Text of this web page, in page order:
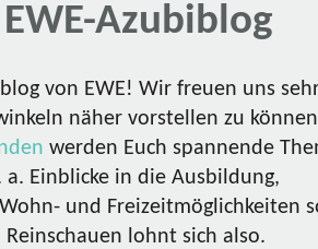
Azubiblog
von EWE! Wir freuen uns
näher vorstellen zu
werden Euch spannende
Einblicke in die Ausbildung,
und Freizeitmöglichkeiten
lohnt sich also.